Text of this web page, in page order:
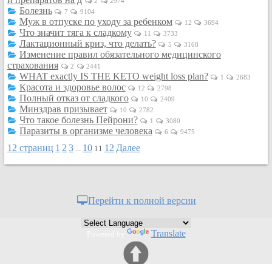
Физкультура и спорт
Видео и Кино
Авто. Мото.
Космос
Домашние питомцы
Медицина
Компьютер
Ещё
Пользователи / Поиск
Музыкальный архив
Болезнь 7 9104
Муж в отпуске по уходу за ребенком 12 3694
Что значит тяга к сладкому 11 3733
Лактационный криз, что делать? 5 3168
Изменение правил обязательного медицинского
страхования
2 2441
WHAT exactly IS THE KETO weight loss plan? 1 2683
Красота и здоровье волос 12 2798
Полный отказ от сладкого 10 2409
Минздрав призывает 10 2782
Что такое болезнь Пейрони? 1 3080
Паразиты в организме человека 6 9475
12 страниц 1 2 3 ... 10 11 12 Далее
Перейти к полной версии
Translate